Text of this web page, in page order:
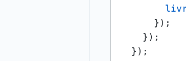
      });
    });
  });